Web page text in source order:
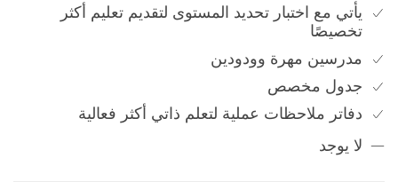
يأتي مع اختبار تحديد المستوى لتقديم تعليم أكثر
تخصيصًا
مدرسين مهرة وودودين
جدول مخصص
دفاتر ملاحظات عملية لتعلم ذاتي أكثر فعالية
لا يوجد